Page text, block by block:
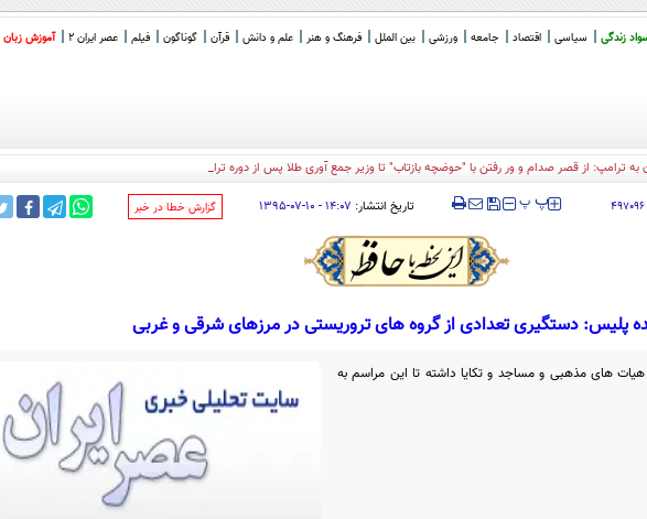
زندگی سیاسی اقتصاد جامعه ورزشی بین الملل فرهنگ و هنر علم و دانش قرآن گوناگون فیلم عصر ایران 2 آموزش زبان
به ترامپ: از قصر صدام و ور رفتن با "حوضچه بازتاب" تا وزیر جمع آوری طلا پس از دوره ترامپ!
۴۹۷۰۹۶ ‍‍‍ پپ تاریخ انتشار: ۱۴:۰۷ - ۱۰-۰۷-۱۳۹۵ ‌گزارش خطا در خبر
پلیس: دستگیری تعدادی از گروه های تروریستی در مرزهای شرقی و غربی
های مذهبی و مساجد و تکایا داشته تا این مراسم به